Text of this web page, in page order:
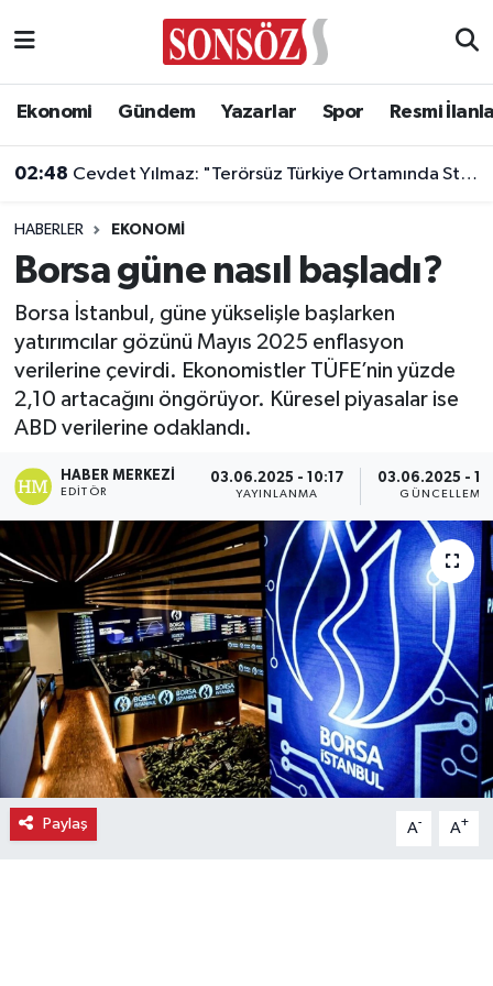
Ekonomi Gündem Yazarlar Spor Resmi
02:48 Cevdet Yılmaz: "Terörsüz Türkiye Ortamında Standartlarımızı Yükselteceğiz"
HABERLER EKONOMI
Borsa güne nasıl başladı?
Borsa İstanbul, güne yükselişle başlarken
yatırımcılar gözünü Mayıs 2025 enflasyon
verilerine çevirdi. Ekonomistler TÜFE’nin yüzde
2,10 artacağını öngörüyor. Küresel piyasalar ise
ABD verilerine odaklandı.
HABER MERKEZI
EDITÖR
03.06.2025 - 10:17
YAYINLANMA
03.06.2025 -
GÜNCELLEME
Paylaş A- A+
Asayiş
Çevre
Diğer
Dünya
Eğitim
Ekonomi
Eleman
Emlak
Gündem
Gurme
Haber
Ankara Nöbetçi Eczaneler
Ankara Trafik Yoğunluk Haritası
Süper Lig Puan Durumu ve Fikstür
Tüm Manşetler
Son Dakika Haberleri
Haber Arşivi